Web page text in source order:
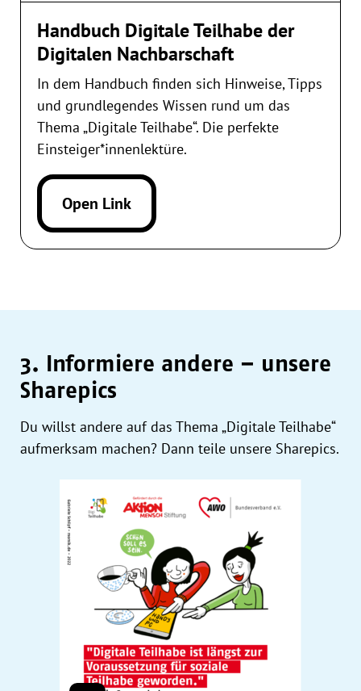
Handbuch Digitale Teilhabe der
Digitalen Nachbarschaft
In dem Handbuch finden sich Hinweise, Tipps
und grundlegendes Wissen rund um das
Thema „Digitale Teilhabe“. Die perfekte
Einsteiger*innenlektüre.
Open Link
3. Informiere andere – unsere
Sharepics
Du willst andere auf das Thema „Digitale Teilhabe“
aufmerksam machen? Dann teile unsere Sharepics.